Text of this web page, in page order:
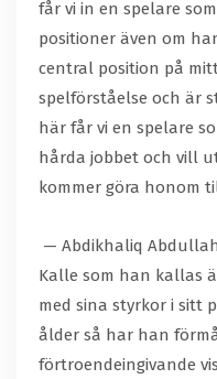
får vi in en spelare
positioner även om
central position på
spelförståelse och är
här får vi en spelare
hårda jobbet och vill
kommer göra honom
— Abdikhaliq
Kalle som han kallas
med sina styrkor i sitt
ålder så har han
förtroendeingivande